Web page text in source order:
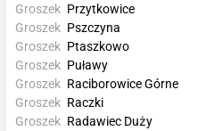
Groszek Przytkowice
Groszek Pszczyna
Groszek Ptaszkowo
Groszek Puławy
Groszek Raciborowice Górne
Groszek Raczki
Groszek Radawiec Duży